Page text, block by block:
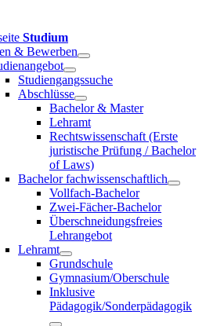
Studium
& Bewerben
Studiengangssuche
Abschlüsse
Bachelor & Master
Lehramt
Rechtswissenschaft (Erste
juristische Prüfung / Bachelor
of Laws)
Bachelor fachwissenschaftlich
Vollfach-Bachelor
Zwei-Fächer-Bachelor
Überschneidungsfreies
Lehrangebot
Lehramt
Grundschule
Gymnasium/Oberschule
Inklusive
Pädagogik/Sonderpädagogik